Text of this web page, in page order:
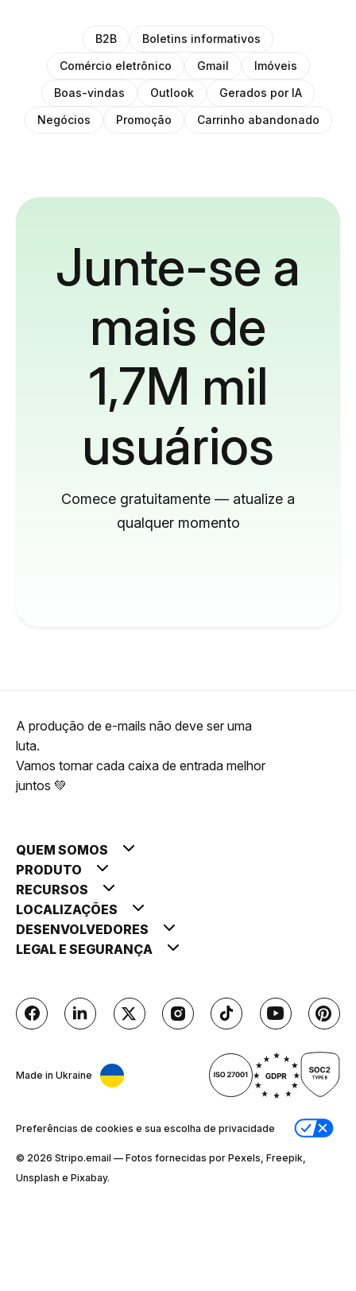
B2B
Boletins informativos
Comércio eletrônico
Gmail
Imóveis
Boas-vindas
Outlook
Gerados por IA
Negócios
Promoção Carrinho abandonado
Junte-se a
mais de
1,7M mil
usuários
Comece gratuitamente — atualize a
qualquer momento
A produção de e-mails não deve ser uma
luta.
Vamos tornar cada caixa de entrada melhor
juntos 💚
QUEM SOMOS
PRODUTO
RECURSOS
LOCALIZAÇÕES
DESENVOLVEDORES
LEGAL E SEGURANÇA
Made in Ukraine
Preferências de cookies e sua escolha de privacidade
© 2026 Stripо.email — Fotos fornecidas por Pexels, Freepik,
Unsplash e Pixabay.